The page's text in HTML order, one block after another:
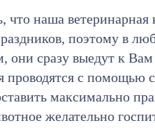
что наша
поэтому в
они сразу выедут к
проводятся с помощью
максимально
желательно